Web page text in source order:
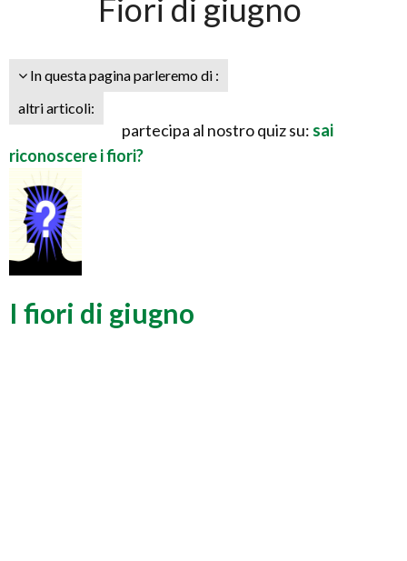
Fiori di giugno
In questa pagina parleremo di :
altri articoli:
partecipa al nostro quiz su: sai
riconoscere i fiori?
I fiori di giugno